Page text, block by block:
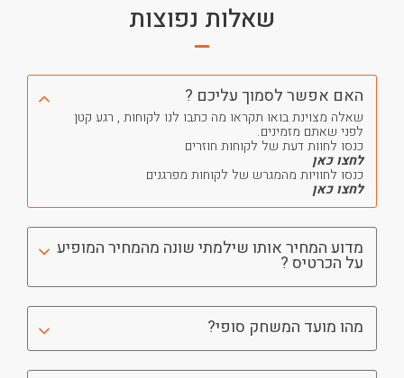
שאלות נפוצות
האם אפשר לסמוך עליכם ?
שאלה מצוינת בואו תקראו מה כתבו לנו לקוחות , רגע קטן
לפני שאתם מזמינים.
כנסו לחוות דעת של לקוחות חוזרים
לחצו כאן
כנסו לחוויות מהמגרש של לקוחות מפרגנים
לחצו כאן
מדוע המחיר אותו שילמתי שונה מהמחיר המופיע
על הכרטיס ?
מהו מועד המשחק סופי?